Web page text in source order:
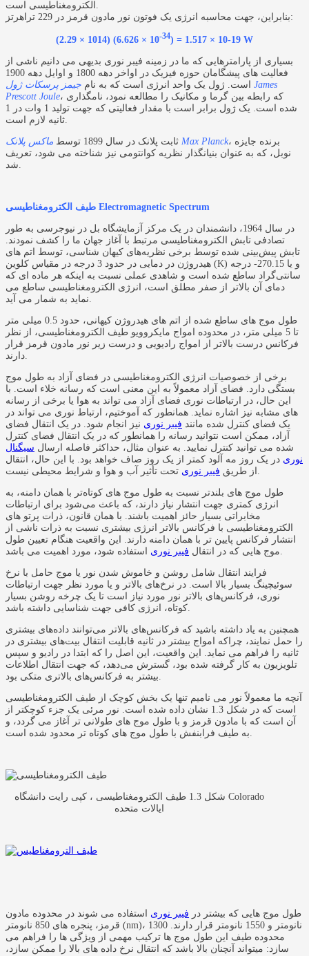
بنابراین، جهت محاسبه انرژی یک فوتون نور مادون قرمز در 229 تراهرتز:
(2.29 × 1014) (6.626 × 10-34) = 1.517 × 10-19 W
بسیاری از پارامترهایی که ما در زمینه فیبر نوری بدیهی می دانیم ناشی از
فعالیت های پیشگامان حوزه فیزیک در اواخر دهه 1800 و اوایل دهه 1900
است. ژول یک واحد انرژی است که به نام جیمز پرسکات ژول James
Prescott Joule، که رابطه بین گرما و مکانیک را مطالعه نمود، نامگذاری
شده است. یک ژول برابر است با مقدار فعالیتی که جهت تولید 1 وات در 1
ثانیه لازم است.
ثابت پلانک در سال 1899 توسط ماکس پلانک Max Planck، برنده جایزه
نوبل، که به عنوان بنیانگذار نظریه کوانتومی نیز شناخته می شود، تعریف
شد.
طیف الکترومغناطیسی Electromagnetic Spectrum
در سال 1964، دانشمندان در یک مرکز آزمایشگاه بل در نیوجرسی به طور
تصادفی تابش الکترومغناطیسی مرتبط با آغاز جهان ما را کشف نمودند.
تابش پیش‌بینی‌ شده توسط برخی نظریه‌های کیهان‌ شناسی، توسط اتم‌ های
هیدروژن در دمایی در حدود 3 درجه در مقیاس کلوین (K) و یا -270.15 درجه
سانتی‌گراد ساطع شده است و شاهدی عملی نسبت به اینکه هر ماده ای که
دمای آن بالاتر از صفر مطلق است، انرژی الکترومغناطیسی ساطع می
نماید به شمار می آید.
طول موج های ساطع شده از اتم های هیدروژن کیهانی، حدود 0.5 میلی متر
تا 5 میلی متر، در محدوده امواج مایکروویو طیف الکترومغناطیسی، از نظر
فرکانس درست بالاتر از امواج رادیویی و درست زیر نور مادون قرمز قرار
دارند.
برخی از خصوصیات انرژی الکترومغناطیسی در فضای آزاد به طول موج
بستگی دارد. فضای آزاد معمولاً به این معنی است که رسانه خلاء است. با
این حال، در ارتباطات نوری فضای آزاد می تواند به هوا یا برخی از رسانه
های مشابه نیز اشاره نماید. همانطور که آموختیم، ارتباط نوری می تواند در
یک فضای کنترل شده مانند فیبر نوری نیز انجام شود. در یک انتقال فضای
آزاد، ممکن است نتوانید رسانه را همانطور که در یک انتقال فضای کنترل
شده می توانید کنترل نمایید. به عنوان مثال، حداکثر فاصله ارسال سیگنال
نوری در یک روز مه آلود کمتر از یک روز صاف خواهد بود. با این حال، انتقال
از طریق فیبر نوری تحت تأثیر آب و هوا و شرایط محیطی نیست.
طول موج‌ های بلندتر نسبت به طول موج‌ های کوتاه‌تر با همان دامنه، به
انرژی کمتری جهت انتشار نیاز دارند، که باعث می‌شود برای ارتباطات
مخابراتی بسیار حائز اهمیت باشند. با همان قانون، ذرات پرتو های
الکترومغناطیسی با فرکانس بالاتر انرژی بیشتری نسبت به ذرات ناشی از
انتشار فرکانس پایین تر با همان دامنه دارند. این واقعیت هنگام تعیین طول
موج هایی که در انتقال فیبر نوری استفاده شود، مورد اهمیت می باشد.
فرایند انتقال شامل روشن و خاموش شدن نور یا موج حامل با نرخ
سوئیچینگ بسیار بالا است. در نرخ‌های بالاتر و یا مورد نظر جهت ارتباطات
نوری، فرکانس‌های بالاتر نور مورد نیاز است تا یک چرخه روشن بسیار
کوتاه، انرژی کافی جهت شناسایی داشته باشد.
همچنین به یاد داشته باشید که فرکانس‌های بالاتر می‌توانند داده‌های بیشتری
را حمل نمایند، چراکه امواج بیشتر در ثانیه قابلیت انتقال بیت‌های بیشتری در
ثانیه را فراهم می نماید. این واقعیت، این اصل را که ابتدا در رادیو و سپس
تلویزیون به کار گرفته شده بود، گسترش می‌دهد، که جهت انتقال اطلاعات
بیشتر به فرکانس‌های بالاتری متکی بود.
آنچه ما معمولاً نور می نامیم تنها یک بخش کوچک از طیف الکترومغناطیسی
است که در شکل 1.3 نشان داده شده است. نور مرئی یک جزء کوچکتر از
آن است که با مادون قرمز و با طول موج های طولانی تر آغاز می گردد، و
به طیف فرابنفش با طول موج های کوتاه تر محدود شده است.
شکل 1.3 طیف الکترومغناطیسی ، کپی رایت دانشگاه Colorado
ایالات متحده
طول موج هایی که بیشتر در فیبر نوری استفاده می شوند در محدوده مادون
قرمز، پنجره های 850 نانومتر (nm)، 1300 نانومتر و 1550 نانومتر قرار دارند.
محدوده طیف این طول موج ها ترکیب مهمی از ویژگی ها را فراهم می
سازد: میتواند آنچنان بالا باشد که انتقال نرخ داده های بالا را ممکن سازد،